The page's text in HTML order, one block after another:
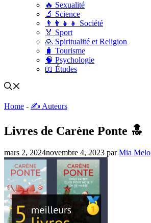
🔥 Sexualité
🔬 Science
👨‍👨‍👧‍👧 Société
🏅 Sport
🙏 Spiritualité et Religion
🧳 Tourisme
🧠 Psychologie
📖 Études
Home - ✍️ Auteurs
Livres de Carène Ponte 🔝
mars 2, 2024novembre 4, 2023 parMia Melo